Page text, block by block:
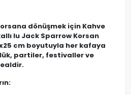
dönüşmek için Kahve
lu Jack Sparrow Korsan
cm boyutuyla her kafaya
partiler, festivaller ve